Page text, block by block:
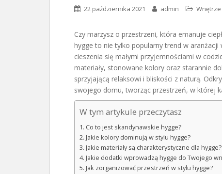
22 października 2021 admin Wnętrze
Czy marzysz o przestrzeni, która emanuje
hygge to nie tylko popularny trend w
cieszenia się małymi przyjemnościami w
materiały, stonowane kolory oraz starannie
sprzyjającą relaksowi i bliskości z naturą.
swojego domu, tworząc przestrzeń, w której
W tym artykule przeczytasz
Co to jest skandynawskie hygge?
Jakie kolory dominują w stylu hygge?
Jakie materiały są charakterystyczne dla hygge?
Jakie dodatki wprowadzą hygge do Twojego
Jak zorganizować przestrzeń w stylu hygge?